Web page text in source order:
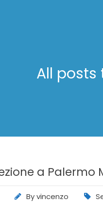
All
a Palermo
Byvincenzo